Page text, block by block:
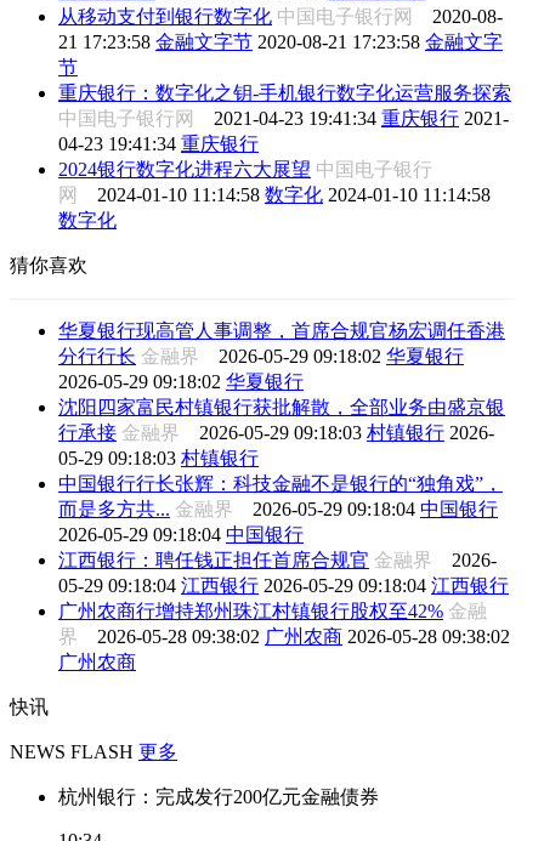
从移动支付到银行数字化 中国电子银行网 2020-08-
21 17:23:58 金融文字节 2020-08-21 17:23:58 金融文字
节
重庆银行：数字化之钥-手机银行数字化运营服务探索
中国电子银行网 2021-04-23 19:41:34 重庆银行 2021-
04-23 19:41:34 重庆银行
2024银行数字化进程六大展望 中国电子银行
网 2024-01-10 11:14:58 数字化 2024-01-10 11:14:58
数字化
猜你喜欢
华夏银行现高管人事调整，首席合规官杨宏调任香港
分行行长 金融界 2026-05-29 09:18:02 华夏银行
2026-05-29 09:18:02 华夏银行
沈阳四家富民村镇银行获批解散，全部业务由盛京银
行承接 金融界 2026-05-29 09:18:03 村镇银行 2026-
05-29 09:18:03 村镇银行
中国银行行长张辉：科技金融不是银行的“独角戏”，
而是多方共... 金融界 2026-05-29 09:18:04 中国银行
2026-05-29 09:18:04 中国银行
江西银行：聘任钱正担任首席合规官 金融界 2026-
05-29 09:18:04 江西银行 2026-05-29 09:18:04 江西银行
广州农商行增持郑州珠江村镇银行股权至42% 金融
界 2026-05-28 09:38:02 广州农商 2026-05-28 09:38:02
广州农商
快讯
NEWS FLASH 更多
杭州银行：完成发行200亿元金融债券